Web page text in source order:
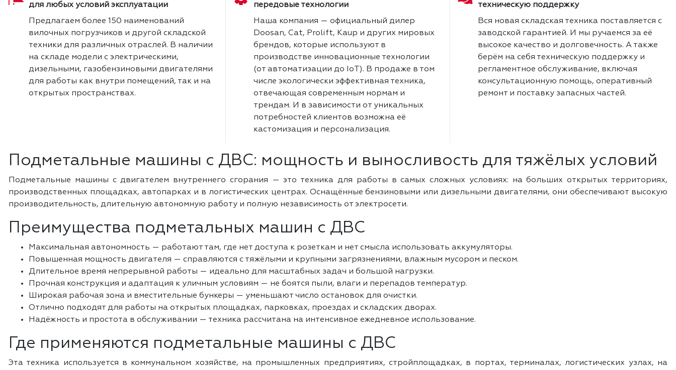
для любых условий эксплуатации
Предлагаем более 150 наименований
вилочных погрузчиков и другой складской
техники для различных отраслей. В наличии
на складе модели с электрическими,
дизельными, газобензиновыми двигателями
для работы как внутри помещений, так и на
открытых пространствах.
передовые технологии
Наша компания — официальный дилер
Doosan, Cat, Prolift, Kaup и других мировых
брендов, которые используют в
производстве инновационные технологии
(от автоматизации до IoT). В продаже в том
числе экологически эффективная техника,
отвечающая современным нормам и
трендам. И в зависимости от уникальных
потребностей клиентов возможна её
кастомизация и персонализация.
техническую поддержку
Вся новая складская техника поставляется с
заводской гарантией. И мы ручаемся за её
высокое качество и долговечность. А также
берём на себя техническую поддержку и
регламентное обслуживание, включая
консультационную помощь, оперативный
ремонт и поставку запасных частей.
Подметальные машины с ДВС: мощность и выносливость для тяжёлых условий
Подметальные машины с двигателем внутреннего сгорания — это техника для работы в самых сложных условиях: на больших открытых территориях,
производственных площадках, автопарках и в логистических центрах. Оснащённые бензиновыми или дизельными двигателями, они обеспечивают высокую
производительность, длительную автономную работу и полную независимость от электросети.
Преимущества подметальных машин с ДВС
Максимальная автономность — работают там, где нет доступа к розеткам и нет смысла использовать аккумуляторы.
Повышенная мощность двигателя — справляются с тяжёлыми и крупными загрязнениями, влажным мусором и песком.
Длительное время непрерывной работы — идеально для масштабных задач и большой нагрузки.
Прочная конструкция и адаптация к уличным условиям — не боятся пыли, влаги и перепадов температур.
Широкая рабочая зона и вместительные бункеры — уменьшают число остановок для очистки.
Отлично подходят для работы на открытых площадках, парковках, проездах и складских дворах.
Надёжность и простота в обслуживании — техника рассчитана на интенсивное ежедневное использование.
Где применяются подметальные машины с ДВС
Эта техника используется в коммунальном хозяйстве, на промышленных предприятиях, стройплощадках, в портах, терминалах, логистических узлах, на